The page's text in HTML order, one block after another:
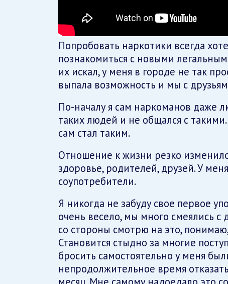
Попробовать наркотики всегда
познакомиться с новыми
их искал, у меня в городе не так
выпала возможность и мы с
По-началу я сам наркоманов даже
таких людей и не общался с
сам стал таким.
Отношение к жизни резко
здоровье, родителей, друзей. У
соупотребители.
Я никогда не забуду свое первое
очень весело, мы много смеялись с
со стороны смотрю на это,
Становится стыдно за многие
бросить самостоятельно у меня
непродолжительное время